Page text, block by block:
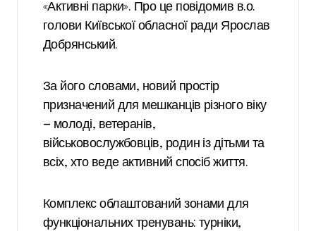
«Активні парки». Про це повідомив в.о.
голови Київської обласної ради Ярослав
Добрянський.
За його словами, новий простір
призначений для мешканців різного віку
— молоді, ветеранів,
військовослужбовців, родин із дітьми та
всіх, хто веде активний спосіб життя.
Комплекс облаштований зонами для
функціональних тренувань: турніки,